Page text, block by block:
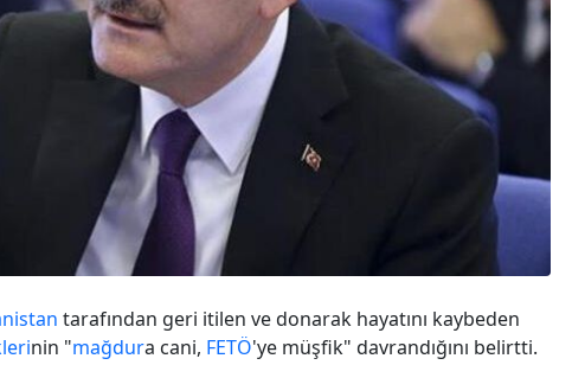
tarafından geri itilen ve donarak hayatını kaybeden
nin "mağdura cani, FETÖ'ye müşfik" davrandığını belirtti.